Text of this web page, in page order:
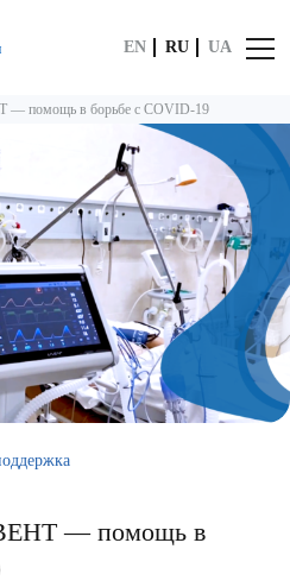
EN RU UA
помощь в борьбе с COVID-19
— помощь в